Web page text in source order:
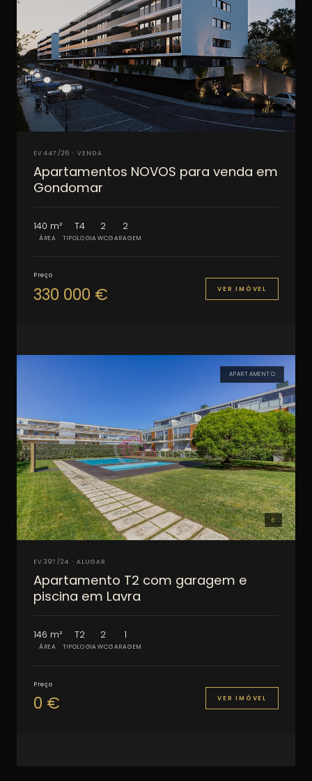
N/A
EV447/26 · VENDA
Apartamentos NOVOS para venda em
Gondomar
140 m²
ÁREA
T4
TIPOLOGIA
2
WC
2
GARAGEM
Preço
330 000 € VER IMÓVEL
APARTAMENTO
B
EV397/24 · ALUGAR
Apartamento T2 com garagem e
piscina em Lavra
146 m²
ÁREA
T2
TIPOLOGIA
2
WC
1
GARAGEM
Preço
0 € VER IMÓVEL